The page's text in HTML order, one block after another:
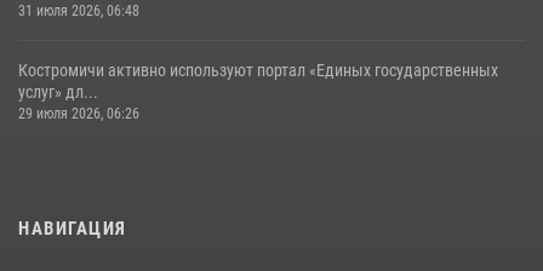
31 июля 2026, 06:48
Костромичи активно используют портал «Единых государственных
услуг» дл...
29 июля 2026, 06:26
НАВИГАЦИЯ